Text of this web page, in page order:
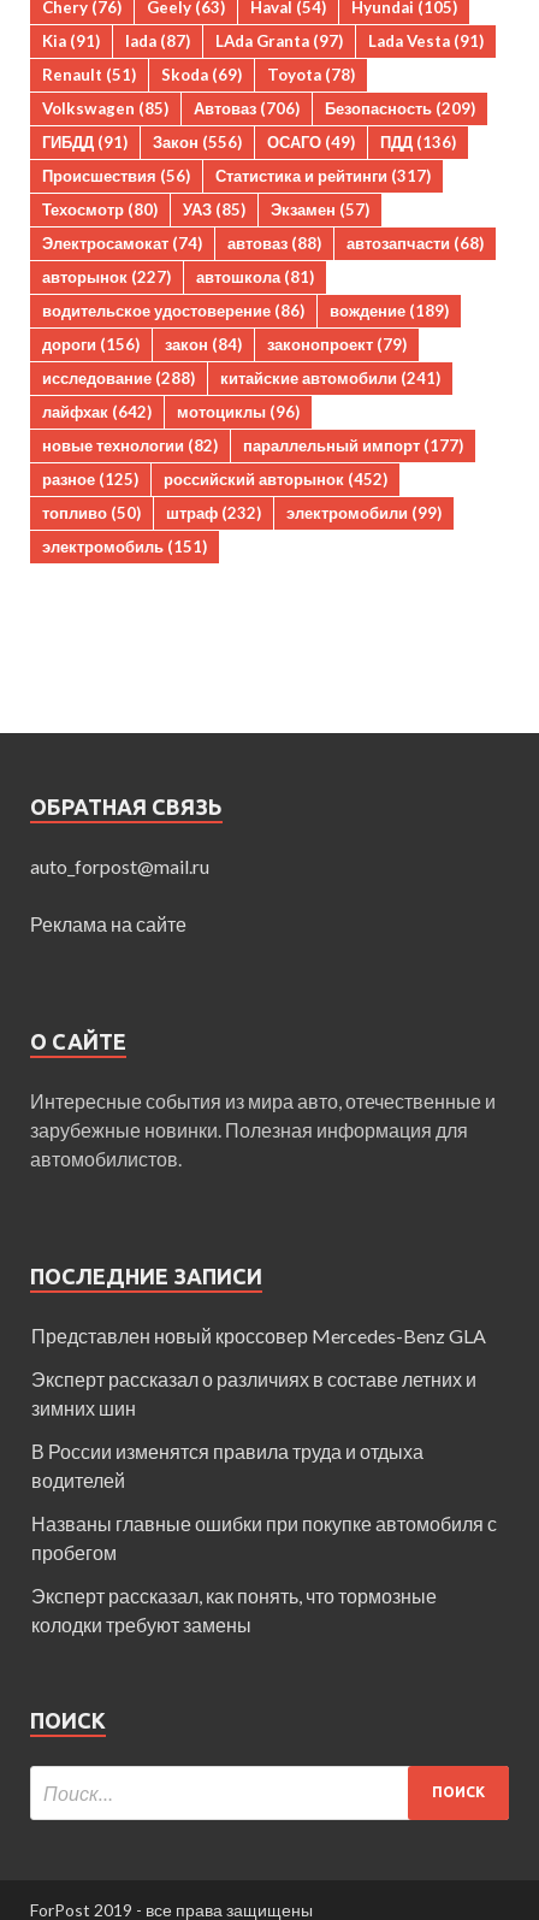
Chery (76) Geely (63) Haval (54) Hyundai (105)
Kia (91) lada (87) LAda Granta (97) Lada Vesta (91)
Renault (51) Skoda (69) Toyota (78)
Volkswagen (85) Автоваз (706) Безопасность (209)
ГИБДД (91) Закон (556) ОСАГО (49) ПДД (136)
Происшествия (56) Статистика и рейтинги (317)
Техосмотр (80) УАЗ (85) Экзамен (57)
Электросамокат (74) автоваз (88) автозапчасти (68)
авторынок (227) автошкола (81)
водительское удостоверение (86) вождение (189)
дороги (156) закон (84) законопроект (79)
исследование (288) китайские автомобили (241)
лайфхак (642) мотоциклы (96)
новые технологии (82) параллельный импорт (177)
разное (125) российский авторынок (452)
топливо (50) штраф (232) электромобили (99)
электромобиль (151)
ОБРАТНАЯ СВЯЗЬ
auto_forpost@mail.ru
Реклама на сайте
О САЙТЕ
Интересные события из мира авто, отечественные и
зарубежные новинки. Полезная информация для
автомобилистов.
ПОСЛЕДНИЕ ЗАПИСИ
Представлен новый кроссовер Mercedes-Benz GLA
Эксперт рассказал о различиях в составе летних и
зимних шин
В России изменятся правила труда и отдыха
водителей
Названы главные ошибки при покупке автомобиля с
пробегом
Эксперт рассказал, как понять, что тормозные
колодки требуют замены
ПОИСК
ForPost 2019 - все права защищены